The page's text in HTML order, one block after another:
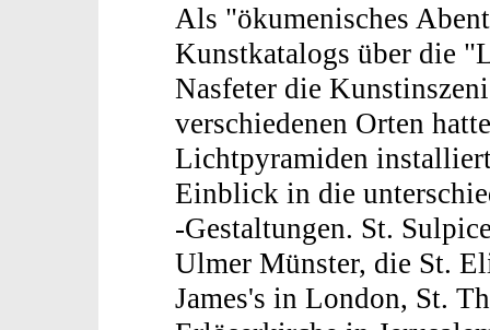
Als "ökumenisches
Kunstkatalogs über die
Nasfeter die
verschiedenen Orten
Lichtpyramiden
Einblick in die
-Gestaltungen. St.
Ulmer Münster, die St.
James's in London, St.